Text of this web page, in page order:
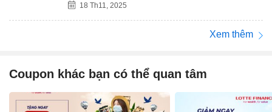
18 Th11, 2025
Xem thêm
Coupon khác bạn có thể quan tâm